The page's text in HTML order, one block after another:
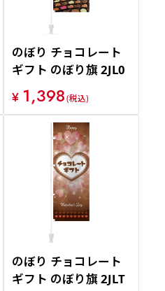
のぼり チョコレート
ギフト のぼり旗 2JL0
¥ 1,398(税込)
のぼり チョコレート
ギフト のぼり旗 2JLT